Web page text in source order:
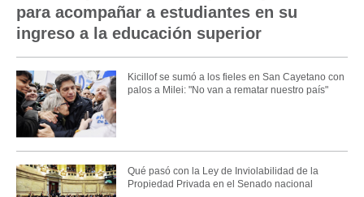
para acompañar a estudiantes en su
ingreso a la educación superior
Kicillof se sumó a los fieles en San Cayetano con
palos a Milei: "No van a rematar nuestro país"
Qué pasó con la Ley de Inviolabilidad de la
Propiedad Privada en el Senado nacional